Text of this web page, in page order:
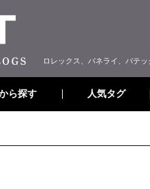
ロレックス、パネライ、パテ
ら探す 人気タグ